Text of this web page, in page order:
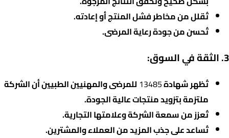
تُقلل من مخاطر فشل المنتج أو إعادته.
تُحسن من جودة رعاية المرضى.
3. الثقة في السوق:
تُظهر شهادة13485 للمرضى والمهنيين الطبيين أن الشركة
ملتزمة بتزويد منتجات عالية الجودة.
تُعزز من سمعة الشركة وعلامتها التجارية.
تُساعد على جذب المزيد من العملاء والمشترين.